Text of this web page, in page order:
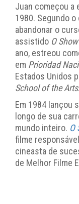
Juan começou a
1980. Segundo
abandonar o
assistido O
ano, estreou
em Prioridad
Estados Unidos
School of the Arts.
Em 1984 lançou
longo de sua
mundo inteiro. O
filme
cineasta de
de Melhor Filme